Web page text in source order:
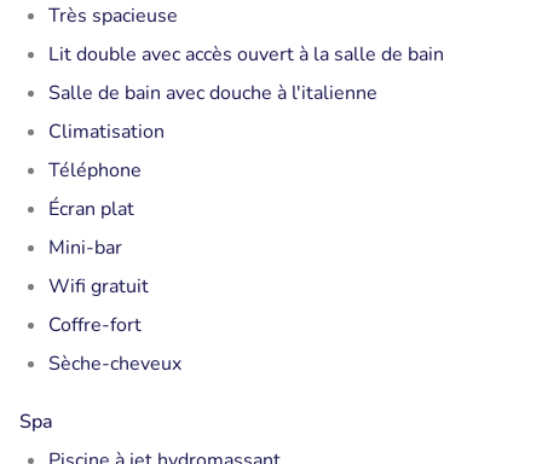
Très spacieuse
Lit double avec accès ouvert à la salle de bain
Salle de bain avec douche à l'italienne
Climatisation
Téléphone
Écran plat
Mini-bar
Wifi gratuit
Coffre-fort
Sèche-cheveux
Spa